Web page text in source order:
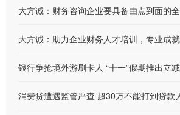
大方诚：财务咨询企业要具备由点到面的
大方诚：助力企业财务人才培训，专业成
银行争抢境外游刷卡人 “十一”假期推出立
消费贷遭遇监管严查 超30万不能打到贷款